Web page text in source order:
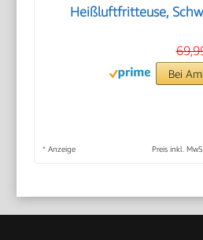
Heißluftfritteuse,
Bei
* Anzeige Preis inkl.